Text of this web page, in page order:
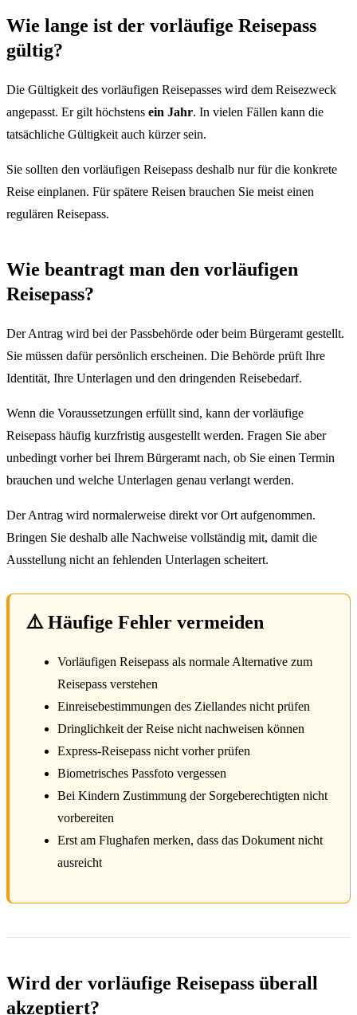
Wie lange ist der vorläufige Reisepass
gültig?
Die Gültigkeit des vorläufigen Reisepasses wird dem Reisezweck
angepasst. Er gilt höchstens ein Jahr. In vielen Fällen kann die
tatsächliche Gültigkeit auch kürzer sein.
Sie sollten den vorläufigen Reisepass deshalb nur für die konkrete
Reise einplanen. Für spätere Reisen brauchen Sie meist einen
regulären Reisepass.
Wie beantragt man den vorläufigen
Reisepass?
Der Antrag wird bei der Passbehörde oder beim Bürgeramt gestellt.
Sie müssen dafür persönlich erscheinen. Die Behörde prüft Ihre
Identität, Ihre Unterlagen und den dringenden Reisebedarf.
Wenn die Voraussetzungen erfüllt sind, kann der vorläufige
Reisepass häufig kurzfristig ausgestellt werden. Fragen Sie aber
unbedingt vorher bei Ihrem Bürgeramt nach, ob Sie einen Termin
brauchen und welche Unterlagen genau verlangt werden.
Der Antrag wird normalerweise direkt vor Ort aufgenommen.
Bringen Sie deshalb alle Nachweise vollständig mit, damit die
Ausstellung nicht an fehlenden Unterlagen scheitert.
⚠️ Häufige Fehler vermeiden
Vorläufigen Reisepass als normale Alternative zum
Reisepass verstehen
Einreisebestimmungen des Ziellandes nicht prüfen
Dringlichkeit der Reise nicht nachweisen können
Express-Reisepass nicht vorher prüfen
Biometrisches Passfoto vergessen
Bei Kindern Zustimmung der Sorgeberechtigten nicht
vorbereiten
Erst am Flughafen merken, dass das Dokument nicht
ausreicht
Wird der vorläufige Reisepass überall
akzeptiert?